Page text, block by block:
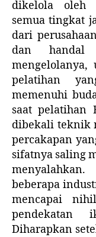
dikelola oleh
semua tingkat
dari
dan handal
pelatihan
memenuhi
saat pelatihan
dibekali teknik
percakapan
sifatnya saling
menyalahkan.
beberapa
mencapai
Diharapkan